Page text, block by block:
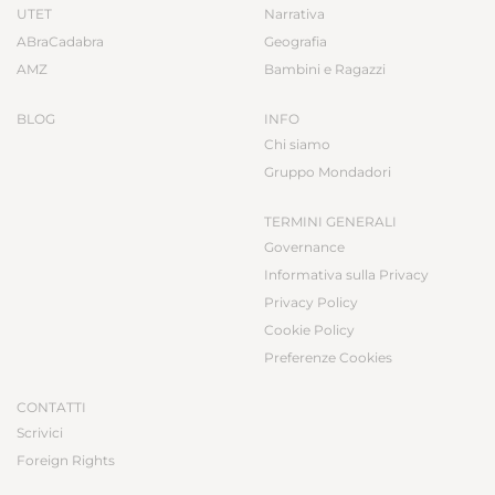
UTET
ABraCadabra
AMZ
BLOG
Narrativa
Geografia
Bambini e Ragazzi
INFO
Chi siamo
Gruppo Mondadori
TERMINI GENERALI
Governance
Informativa sulla Privacy
Privacy Policy
Cookie Policy
Preferenze Cookies
CONTATTI
Scrivici
Foreign Rights